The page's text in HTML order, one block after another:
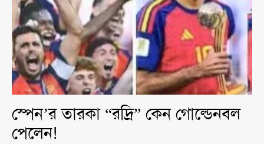
স্পেন’র তারকা “রদ্রি” কেন গোল্ডেনবল
পেলেন!